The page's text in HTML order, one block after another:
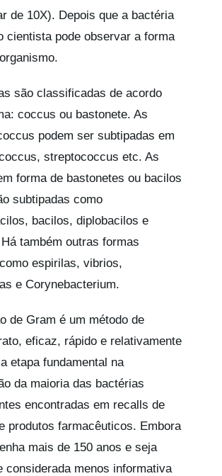
de 10X). Depois que a bactéria
cientista pode observar a forma
são classificadas de acordo
coccus ou bastonete. As
podem ser subtipadas em
streptococcus etc. As
forma de bastonetes ou bacilos
subtipadas como
bacilos, diplobacilos e
também outras formas
espirilas, vibrios,
e Corynebacterium.
de Gram é um método de
eficaz, rápido e relativamente
etapa fundamental na
da maioria das bactérias
encontradas em recalls de
produtos farmacêuticos. Embora
mais de 150 anos e seja
considerada menos informativa